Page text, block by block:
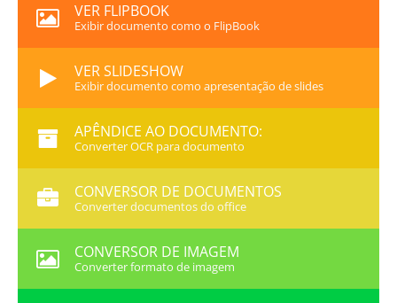
VER FLIPBOOK
Exibir documento como o FlipBook
VER SLIDESHOW
Exibir documento como apresentação de slides
APÊNDICE AO DOCUMENTO:
Converter OCR para documento
CONVERSOR DE DOCUMENTOS
Converter documentos do office
CONVERSOR DE IMAGEM
Converter formato de imagem